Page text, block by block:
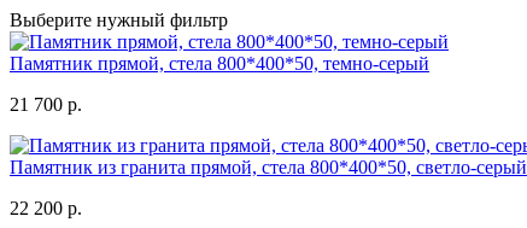
Выберите нужный фильтр
Памятник прямой, стела 800*400*50, темно-серый
21 700 р.
Памятник из гранита прямой, стела 800*400*50, светло-серый
22 200 р.